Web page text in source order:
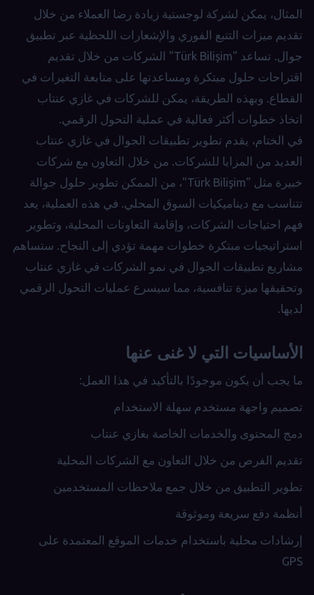
المثال، يمكن لشركة لوجستية زيادة رضا العملاء من خلال
تقديم ميزات التتبع الفوري والإشعارات اللحظية عبر تطبيق
جوال. تساعد "Türk Bilişim" الشركات من خلال تقديم
اقتراحات حلول مبتكرة ومساعدتها على متابعة التغيرات في
القطاع. وبهذه الطريقة، يمكن للشركات في غازي عنتاب
اتخاذ خطوات أكثر فعالية في عملية التحول الرقمي.
في الختام، يقدم تطوير تطبيقات الجوال في غازي عنتاب
العديد من المزايا للشركات. من خلال التعاون مع شركات
خبيرة مثل "Türk Bilişim"، من الممكن تطوير حلول جوالة
تتناسب مع ديناميكيات السوق المحلي. في هذه العملية، يعد
فهم احتياجات الشركات، وإقامة التعاونات المحلية، وتطوير
استراتيجيات مبتكرة خطوات مهمة تؤدي إلى النجاح. ستساهم
مشاريع تطبيقات الجوال في نمو الشركات في غازي عنتاب
وتحقيقها ميزة تنافسية، مما سيسرع عمليات التحول الرقمي
لديها.
الأساسيات التي لا غنى عنها
ما يجب أن يكون موجودًا بالتأكيد في هذا العمل:
تصميم واجهة مستخدم سهلة الاستخدام
دمج المحتوى والخدمات الخاصة بغازي عنتاب
تقديم الفرص من خلال التعاون مع الشركات المحلية
تطوير التطبيق من خلال جمع ملاحظات المستخدمين
أنظمة دفع سريعة وموثوقة
إرشادات محلية باستخدام خدمات الموقع المعتمدة على
GPS